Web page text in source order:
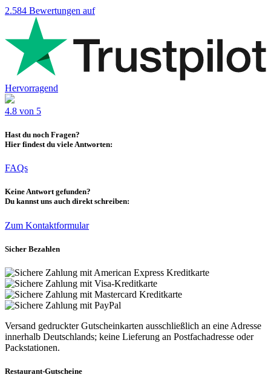
2.584 Bewertungen auf
Hervorragend
4.8 von 5
Hast du noch Fragen?
Hier findest du viele Antworten:
FAQs
Keine Antwort gefunden?
Du kannst uns auch direkt schreiben:
Zum Kontaktformular
Sicher Bezahlen
Versand gedruckter Gutscheinkarten ausschließlich an eine Adresse
innerhalb Deutschlands; keine Lieferung an Postfachadresse oder
Packstationen.
Restaurant-Gutscheine